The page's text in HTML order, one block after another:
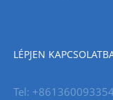
LÉPJEN
Tel: